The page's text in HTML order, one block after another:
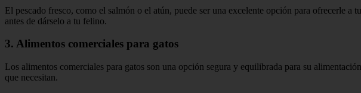
El pescado fresco, como el salmón o el atún, puede ser una excelente opción para ofrecerle
antes de dárselo a tu felino.
3. Alimentos comerciales para gatos
Los alimentos comerciales para gatos son una opción segura y equilibrada para su
que necesitan.